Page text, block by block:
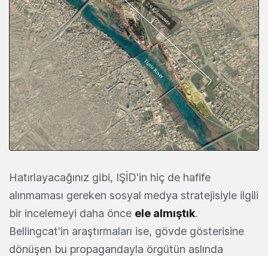
Hatırlayacağınız gibi, IŞİD'in hiç de hafife
alınmaması gereken sosyal medya stratejisiyle ilgili
bir incelemeyi daha önce ele almıştık.
Bellingcat'in araştırmaları ise, gövde gösterisine
dönüşen bu propagandayla örgütün aslında